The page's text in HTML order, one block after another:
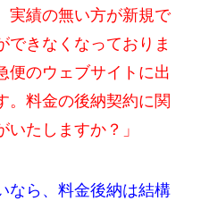
実績の無い方が新規で
できなくなっておりま
便のウェブサイトに出
。料金の後納契約に関
いたしますか？」
なら、料金後納は結構